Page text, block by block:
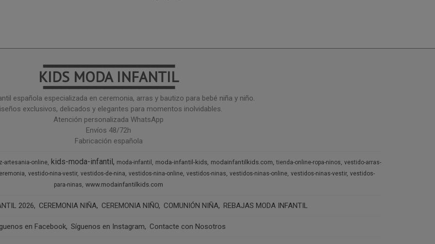
━━━━━━━━━━━━━━━
KIDS MODA INFANTIL
━━━━━━━━━━━━━━━
española especializada en ceremonia, arras y bautizo para bebé niña y niño.
exclusivos, delicados y elegantes para momentos inolvidables.
Atención personalizada WhatsApp
Envíos 48/72h
Fabricación española
artesania-online kids-moda-infantil moda-infantil moda-infantil-kids modainfantilkids.com tienda-online-ropa-ninos vestido-arras-
vestido-nina-vestir vestidos-de-nina vestidos-nina-online vestidos-ninas vestidos-ninas-online vestidos-ninas-vestir vestidos-
para-ninas www.modainfantilkids.com
2026 CEREMONIA NIÑA CEREMONIA NIÑO COMUNIÓN NIÑA REBAJAS MODA INFANTIL
en Facebook Síguenos en Instagram Contacte con Nosotros